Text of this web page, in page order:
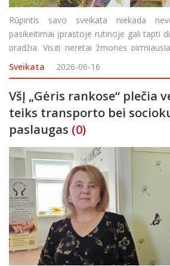
Rūpintis savo sveikata niekada
pasikeitimai įprastoje rutinoje gali tapti
pradžia. Visgi neretai žmonės
rezultatą, dar net nežinodami nuo kuo
Rokiškio rajono savivaldybės Visuomenė
Sveikata 2026-06-16
VšĮ „Gėris rankose“ plečia
teiks transporto bei
paslaugas (0)